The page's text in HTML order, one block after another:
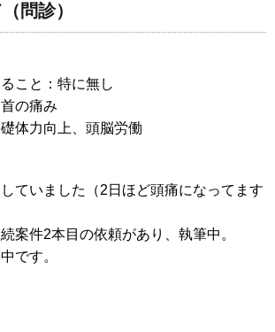
問診）
こと：特に無し
の痛み
体力向上、頭脳労働
していました（2日ほど頭痛になってます
案件2本目の依頼があり、執筆中。
です。